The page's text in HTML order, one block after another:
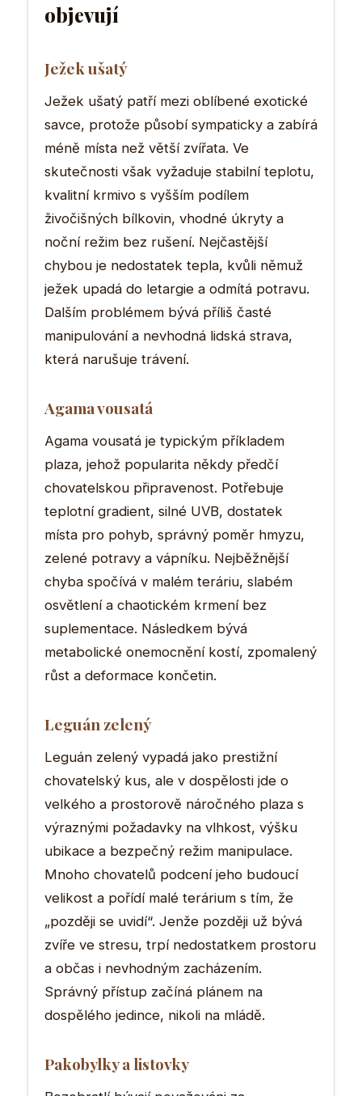
objevují
Ježek ušatý
Ježek ušatý patří mezi oblíbené exotické
savce, protože působí sympaticky a zabírá
méně místa než větší zvířata. Ve
skutečnosti však vyžaduje stabilní teplotu,
kvalitní krmivo s vyšším podílem
živočišných bílkovin, vhodné úkryty a
noční režim bez rušení. Nejčastější
chybou je nedostatek tepla, kvůli němuž
ježek upadá do letargie a odmítá potravu.
Dalším problémem bývá příliš časté
manipulování a nevhodná lidská strava,
která narušuje trávení.
Agama vousatá
Agama vousatá je typickým příkladem
plaza, jehož popularita někdy předčí
chovatelskou připravenost. Potřebuje
teplotní gradient, silné UVB, dostatek
místa pro pohyb, správný poměr hmyzu,
zelené potravy a vápníku. Nejběžnější
chyba spočívá v malém teráriu, slabém
osvětlení a chaotickém krmení bez
suplementace. Následkem bývá
metabolické onemocnění kostí, zpomalený
růst a deformace končetin.
Leguán zelený
Leguán zelený vypadá jako prestižní
chovatelský kus, ale v dospělosti jde o
velkého a prostorově náročného plaza s
výraznými požadavky na vlhkost, výšku
ubikace a bezpečný režim manipulace.
Mnoho chovatelů podcení jeho budoucí
velikost a pořídí malé terárium s tím, že
„později se uvidí“. Jenže později už bývá
zvíře ve stresu, trpí nedostatkem prostoru
a občas i nevhodným zacházením.
Správný přístup začíná plánem na
dospělého jedince, nikoli na mládě.
Pakobylky a listovky